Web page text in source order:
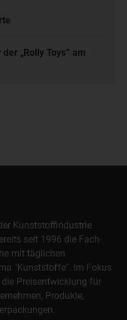
„Rolly Toys“ am
Kunststoffindustrie
seit 1996 die Fach-
mit täglichen
"Kunststoffe". Im Fokus
Preisentwicklung für
Produkte,